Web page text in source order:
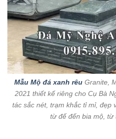
Mẫu Mộ đá xanh rêuGranite,
2021 thiết kế riêng cho Cụ Bà
tác sắc nét, trạm khắc tỉ mỉ, đẹp
từ đế đến bia mộ, từ